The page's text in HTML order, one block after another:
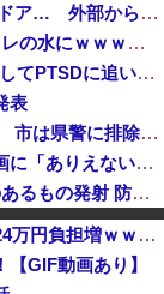
中国企業Zbtlink製のルーター20機種にバックドア… 外部から完全制御のおそれ
【朗報】韓国が熊本被災地に水を支援 ⇒ トイレの水にｗｗｗｗｗｗｗ
NHKのとある番組出演者、NHK職員に性加害してPTSDに追い込み休職させていた・・・
表
【原爆の日】極左活動家「座り込んで闘う！」 市は県警に排除を要請、広島県警は「威力業務妨害行為に当たると通告」一瞬で全員排除
【悲報】蓮舫さん、官邸の被災地訪問広報動画に「ありえない！作成費用は、あなたの税金です！」と猛批判 → ネットからは巨大ブーメランを指摘する声 ...
８月6日…北朝鮮から弾道ミサイルの可能性のあるもの発射 防衛省が発表 [8/6]
消費税減税に反対していた財務省の面目が丸潰れに、減税が決まった途端に市場が動き出したが……
らなくなった」
ィア！
【悲報】金利上昇年、30代住宅ローンありで24万円負担増ｗｗｗｗｗｗｗｗｗｗｗｗ
GIF動画あり】